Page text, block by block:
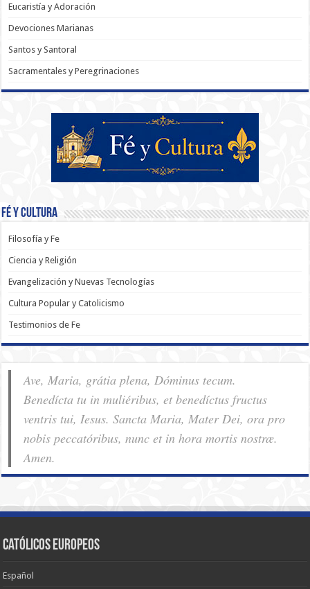
Eucaristía y Adoración
Devociones Marianas
Santos y Santoral
Sacramentales y Peregrinaciones
Fé y Cultura
Filosofía y Fe
Ciencia y Religión
Evangelización y Nuevas Tecnologías
Cultura Popular y Catolicismo
Testimonios de Fe
Ave, Maria, grátia plena, Dóminus tecum.
Benedícta tu in muliéribus, et benedíctus fructus
ventris tui, Iesus. Sancta Maria, Mater Dei, ora pro
nobis pec­ca­tóribus, nunc et in hora mortis nostræ.
Amen.
Católicos Europeos
Español